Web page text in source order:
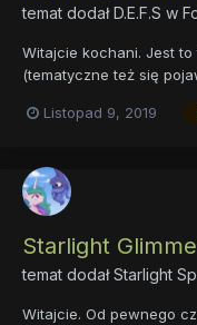
temat dodałD.E.F.S w
Witajcie kochani. Jest
(tematyczne też się
Listopad 9, 2019
Starlight
temat dodałStarlight
Witajcie. Od pewnego